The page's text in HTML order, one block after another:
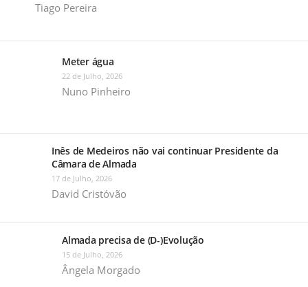
Tiago Pereira
Meter água
22 de Julho, 2026
Nuno Pinheiro
Inês de Medeiros não vai continuar Presidente da
Câmara de Almada
17 de Julho, 2026
David Cristóvão
Almada precisa de (D-)Evolução
15 de Julho, 2026
Ângela Morgado